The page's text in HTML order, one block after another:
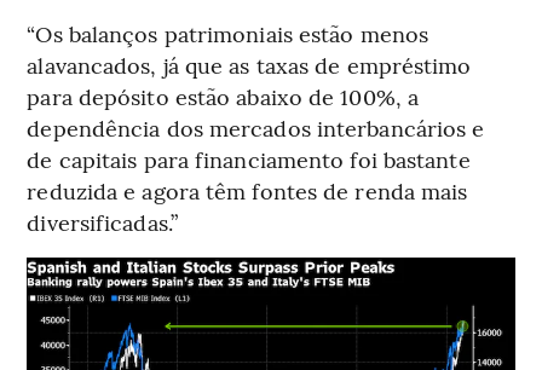
“Os balanços patrimoniais estão menos
alavancados, já que as taxas de empréstimo
para depósito estão abaixo de 100%, a
dependência dos mercados interbancários e
de capitais para financiamento foi bastante
reduzida e agora têm fontes de renda mais
diversificadas.”